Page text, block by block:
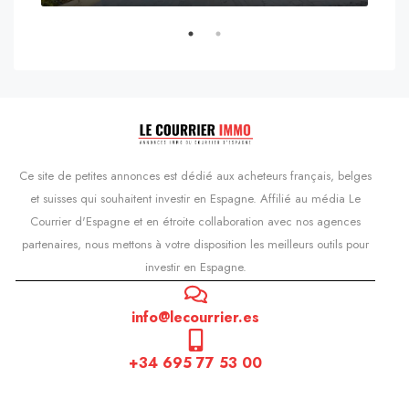
Ce site de petites annonces est dédié aux acheteurs français, belges
et suisses qui souhaitent investir en Espagne. Affilié au média Le
Courrier d'Espagne et en étroite collaboration avec nos agences
partenaires, nous mettons à votre disposition les meilleurs outils pour
investir en Espagne.
info@lecourrier.es
+34 695 77 53 00